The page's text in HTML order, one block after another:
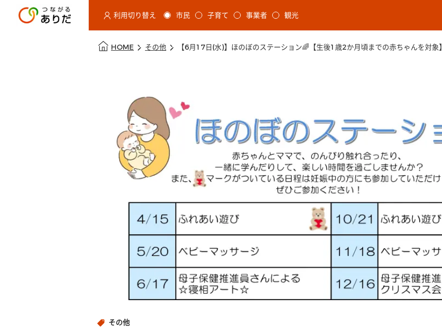
利用切り替え
選択すると利用者の切替が発生します
市民 子育て 事業者 観光
HOME その他 【6月17日(水)】ほのぼのステーション🌈【生後1歳2か月頃までの赤ちゃんを対象】
その他